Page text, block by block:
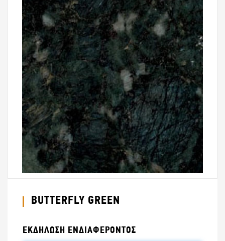
BUTTERFLY GREEN
ΕΚΔΗΛΩΣΗ ΕΝΔΙΑΦΕΡΟΝΤΟΣ